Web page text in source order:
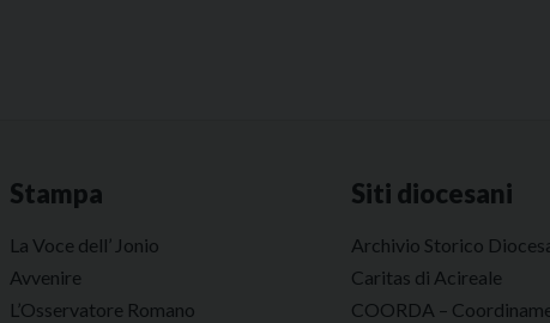
Stampa
La Voce dell’ Jonio
Avvenire
L’Osservatore Romano
Siti diocesani
Archivio Storico
Caritas di Acireale
COORDA –